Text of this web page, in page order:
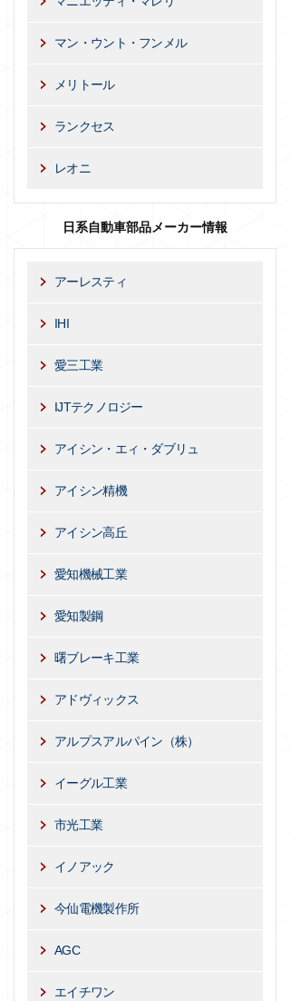
マン・ウント・フンメル
メリトール
ランクセス
レオニ
日系自動車部品メーカー情報
アーレスティ
IHI
愛三工業
IJTテクノロジー
アイシン・エィ・ダブリュ
アイシン精機
アイシン高丘
愛知機械工業
愛知製鋼
曙ブレーキ工業
アドヴィックス
アルプスアルパイン（株）
イーグル工業
市光工業
イノアック
今仙電機製作所
AGC
エイチワン